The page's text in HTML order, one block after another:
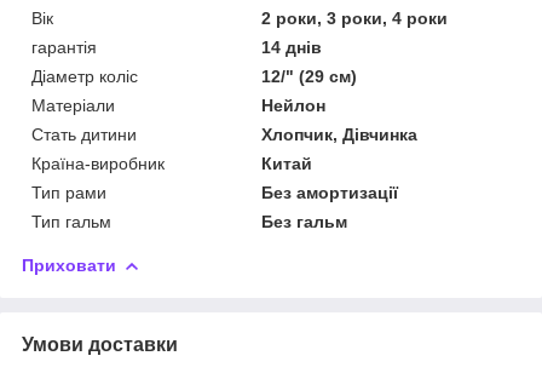
Вік
2 роки, 3 роки, 4 роки
гарантія
14 днів
Діаметр коліс
12/" (29 см)
Матеріали
Нейлон
Стать дитини
Хлопчик, Дівчинка
Країна-виробник
Китай
Тип рами
Без амортизації
Тип гальм
Без гальм
Приховати
Умови доставки